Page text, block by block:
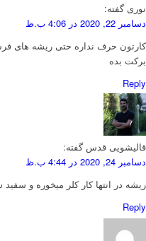
نوری گفته:
دسامبر 22, 2020 در 4:06 ب.ظ
کارتون حرف نداره حتی ریشه های
برکت بده
Reply
قالیشویی قدس گفته:
دسامبر 24, 2020 در 4:44 ب.ظ
ریشه در انتها کار کلر میخوره و
Reply